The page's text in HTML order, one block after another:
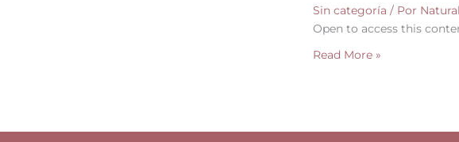
Sin categoría / Por
Open to access this
Read More »